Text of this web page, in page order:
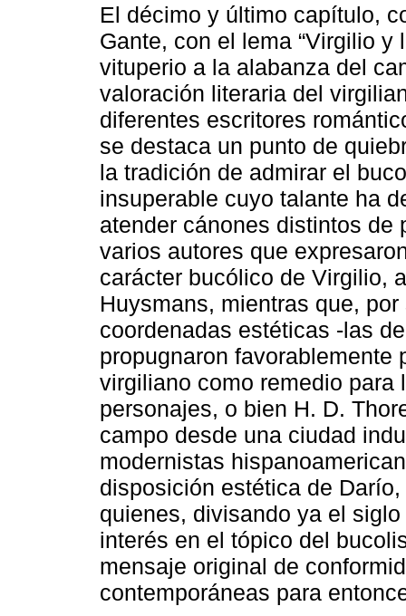
El décimo y último capítulo,
Gante, con el lema “Virgilio
vituperio a la alabanza del
valoración literaria del
diferentes escritores
se destaca un punto de
la tradición de admirar el
insuperable cuyo talante ha
atender cánones distintos de
varios autores que
carácter bucólico de Virgilio,
Huysmans, mientras que,
coordenadas estéticas -las
propugnaron favorablemente
virgiliano como remedio
personajes, o bien H. D.
campo desde una ciudad
modernistas
disposición estética de
quienes, divisando ya el
interés en el tópico del
mensaje original de
contemporáneas para